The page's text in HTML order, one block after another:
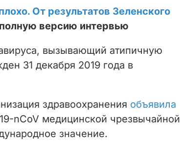
От результатов Зеленского
версию интервью
вызывающий атипичную
31 декабря 2019 года в
здравоохранения объявила
nCoV медицинской чрезвычайной
значение.